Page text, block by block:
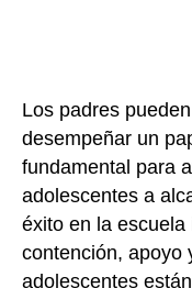
Los padres pueden
desempeñar un
fundamental para
adolescentes a
éxito en la
contención, apoyo
adolescentes